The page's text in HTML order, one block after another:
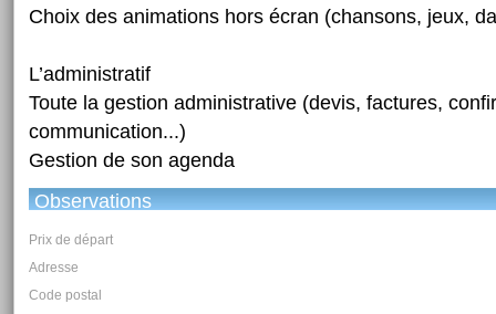
Choix des animations hors écran (chansons, jeux,
L’administratif
Toute la gestion administrative (devis, factures,
communication...)
Gestion de son agenda
Observations
Prix de départ
Adresse
Code postal